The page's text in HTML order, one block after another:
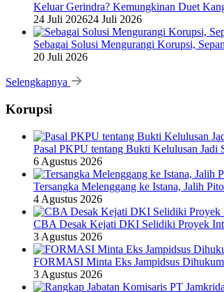
Keluar Gerindra? Kemungkinan Duet
24 Juli 202624 Juli 2026
Sebagai Solusi Mengurangi Korupsi,
20 Juli 2026
Selengkapnya
Korupsi
Pasal PKPU tentang Bukti Kelulusan Jadi
6 Agustus 2026
Tersangka Melenggang ke Istana, Jalih
4 Agustus 2026
CBA Desak Kejati DKI Selidiki Proyek
3 Agustus 2026
FORMASI Minta Eks Jampidsus
3 Agustus 2026